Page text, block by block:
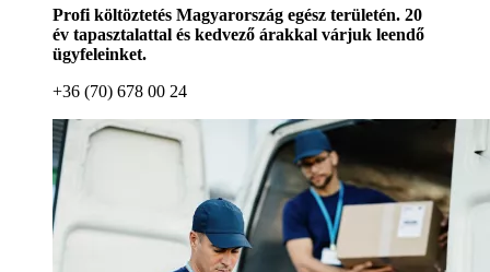
Profi költöztetés Magyarország egész területén. 20
év tapasztalattal és kedvező árakkal várjuk leendő
ügyfeleinket.
+36 (70) 678 00 24